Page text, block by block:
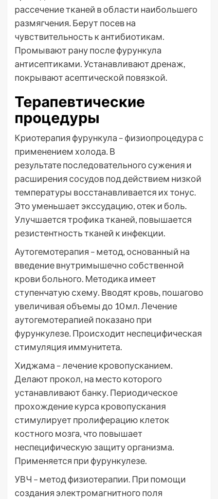
рассечение тканей в области наибольшего
размягчения. Берут посев на
чувствительность к антибиотикам.
Промывают рану после фурункула
антисептиками. Устанавливают дренаж,
покрывают асептической повязкой.
Терапевтические
процедуры
Криотерапия фурункула – физиопроцедура с
применением холода. В
результате последовательного сужения и
расширения сосудов под действием низкой
температуры восстанавливается их тонус.
Это уменьшает экссудацию, отек и боль.
Улучшается трофика тканей, повышается
резистентность тканей к инфекции.
Аутогемотерапия – метод, основанный на
введение внутримышечно собственной
крови больного. Методика имеет
ступенчатую схему. Вводят кровь, пошагово
увеличивая объемы до 10 мл. Лечение
аутогемотерапией показано при
фурункулезе. Происходит неспецифическая
стимуляция иммунитета.
Хиджама – лечение кровопусканием.
Делают прокол, на место которого
устанавливают банку. Периодическое
прохождение курса кровопускания
стимулирует пролиферацию клеток
костного мозга, что повышает
неспецифическую защиту организма.
Применяется при фурункулезе.
УВЧ – метод физиотерапии. При помощи
создания электромагнитного поля